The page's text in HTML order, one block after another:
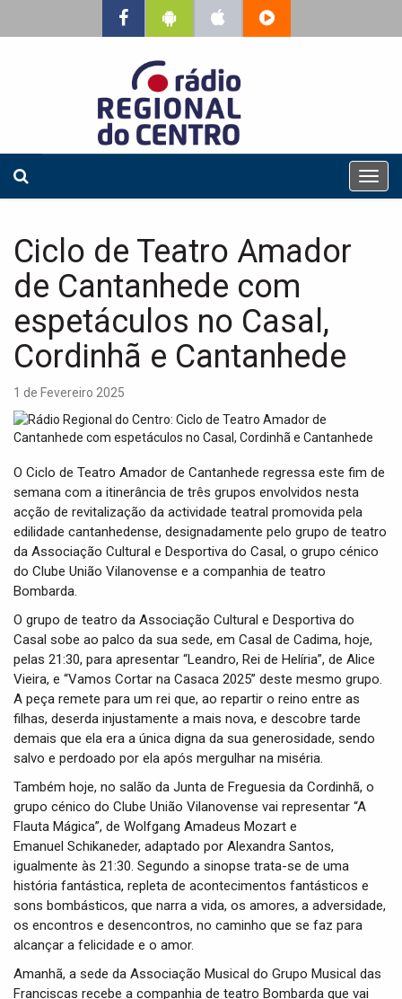
T
o
o
Ciclo de Teatro Amador
de Cantanhede com
espetáculos no Casal,
Cordinhã e Cantanhede
1 de Fevereiro 2025
O Ciclo de Teatro Amador de Cantanhede regressa este fim de
semana com a itinerância de três grupos envolvidos nesta
acção de revitalização da actividade teatral promovida pela
edilidade cantanhedense, designadamente pelo grupo de teatro
da Associação Cultural e Desportiva do Casal, o grupo cénico
do Clube União Vilanovense e a companhia de teatro
Bombarda.
O grupo de teatro da Associação Cultural e Desportiva do
Casal sobe ao palco da sua sede, em Casal de Cadima, hoje,
pelas 21:30, para apresentar “Leandro, Rei de Helíria”, de Alice
Vieira, e “Vamos Cortar na Casaca 2025” deste mesmo grupo.
A peça remete para um rei que, ao repartir o reino entre as
filhas, deserda injustamente a mais nova, e descobre tarde
demais que ela era a única digna da sua generosidade, sendo
salvo e perdoado por ela após mergulhar na miséria.
Também hoje, no salão da Junta de Freguesia da Cordinhã, o
grupo cénico do Clube União Vilanovense vai representar “A
Flauta Mágica”, de Wolfgang Amadeus Mozart e
Emanuel Schikaneder, adaptado por Alexandra Santos,
igualmente às 21:30. Segundo a sinopse trata-se de uma
história fantástica, repleta de acontecimentos fantásticos e
sons bombásticos, que narra a vida, os amores, a adversidade,
os encontros e desencontros, no caminho que se faz para
alcançar a felicidade e o amor.
Amanhã, a sede da Associação Musical do Grupo Musical das
Franciscas recebe a companhia de teatro Bombarda que vai